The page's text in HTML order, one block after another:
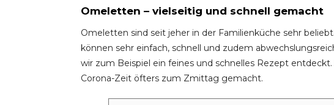
Omeletten – vielseitig und schnell gemacht
Omeletten sind seit jeher in der Familienküche sehr
können sehr einfach, schnell und zudem
wir zum Beispiel ein feines und schnelles Rezept
Corona-Zeit öfters zum Zmittag gemacht.